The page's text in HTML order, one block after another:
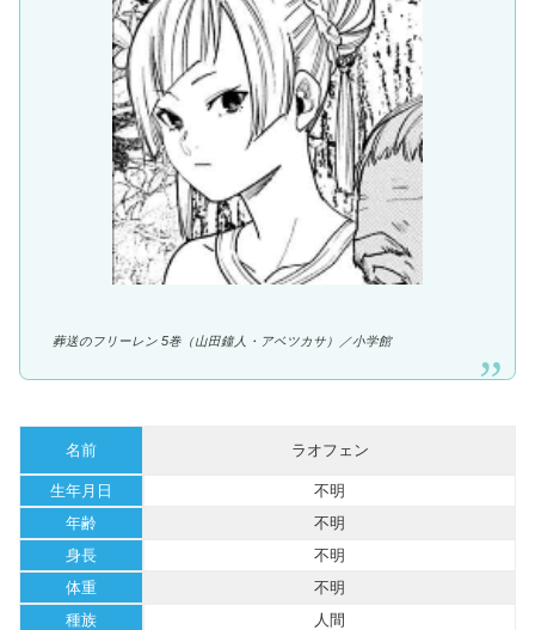
葬送のフリーレン 5巻（山田鐘人・アベツカサ）／小学館
名前 ラオフェン
生年月日
不明
年齢
不明
身長
不明
体重
不明
種族
人間